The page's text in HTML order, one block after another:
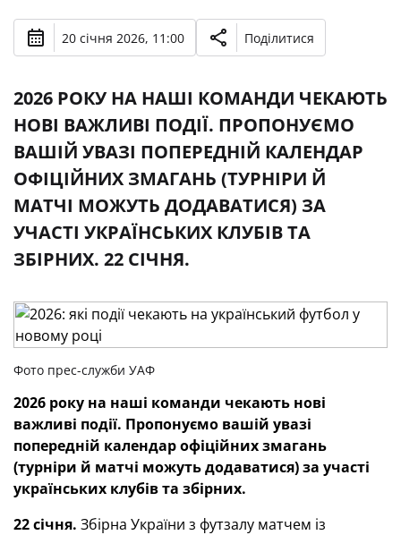
20 січня 2026, 11:00 Поділитися
2026 РОКУ НА НАШІ КОМАНДИ ЧЕКАЮТЬ
НОВІ ВАЖЛИВІ ПОДІЇ. ПРОПОНУЄМО
ВАШІЙ УВАЗІ ПОПЕРЕДНІЙ КАЛЕНДАР
ОФІЦІЙНИХ ЗМАГАНЬ (ТУРНІРИ Й
МАТЧІ МОЖУТЬ ДОДАВАТИСЯ) ЗА
УЧАСТІ УКРАЇНСЬКИХ КЛУБІВ ТА
ЗБІРНИХ. 22 СІЧНЯ.
Фото прес-служби УАФ
2026 року на наші команди чекають нові
важливі події. Пропонуємо вашій увазі
попередній календар офіційних змагань
(турніри й матчі можуть додаватися) за участі
українських клубів та збірних.
22 січня. Збірна України з футзалу матчем із